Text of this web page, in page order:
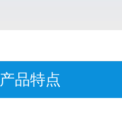
产品特点